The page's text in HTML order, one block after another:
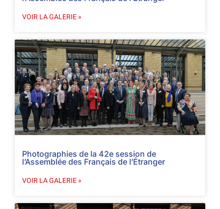
VOIR LA GALERIE »
Photographies de la 42e session de
l’Assemblée des Français de l’Étranger
VOIR LA GALERIE »